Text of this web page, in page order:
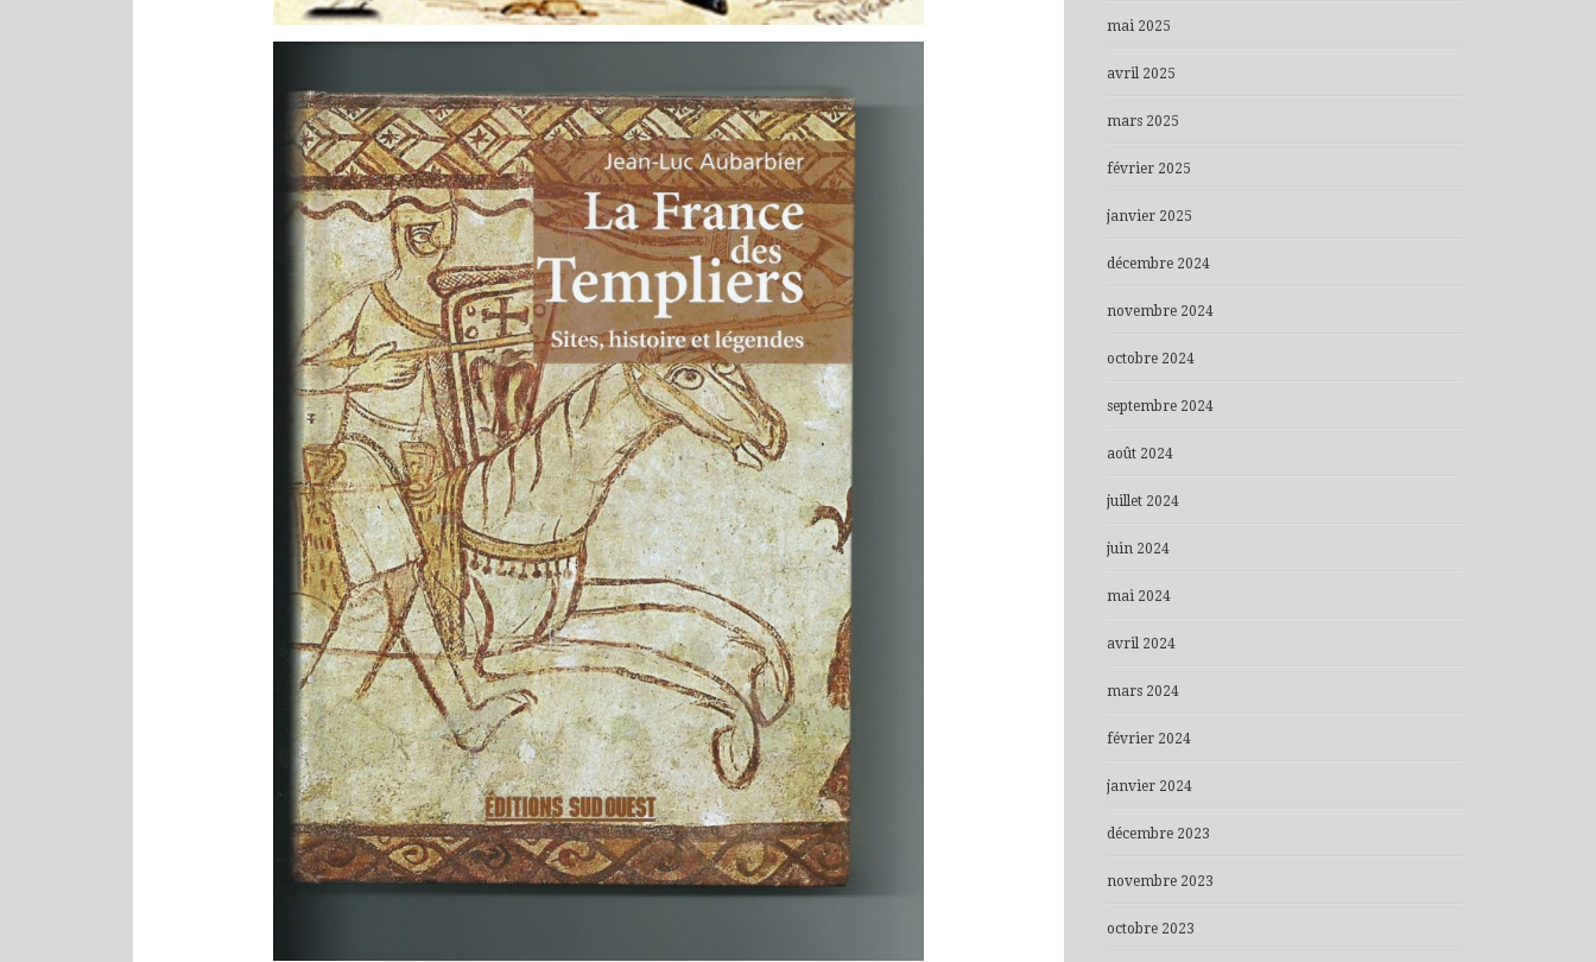
mai 2025
avril 2025
mars 2025
février 2025
janvier 2025
décembre 2024
novembre 2024
octobre 2024
septembre 2024
août 2024
juillet 2024
juin 2024
mai 2024
avril 2024
mars 2024
février 2024
janvier 2024
décembre 2023
novembre 2023
octobre 2023